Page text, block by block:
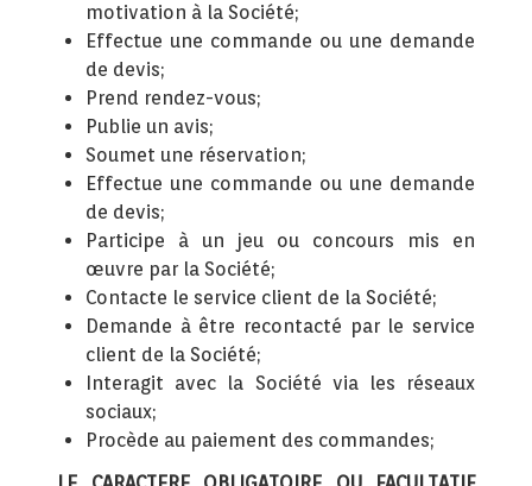
motivation à la Société;
Effectue une commande ou une demande
de devis;
Prend rendez-vous;
Publie un avis;
Soumet une réservation;
Effectue une commande ou une demande
de devis;
Participe à un jeu ou concours mis en
œuvre par la Société;
Contacte le service client de la Société;
Demande à être recontacté par le service
client de la Société;
Interagit avec la Société via les réseaux
sociaux;
Procède au paiement des commandes;